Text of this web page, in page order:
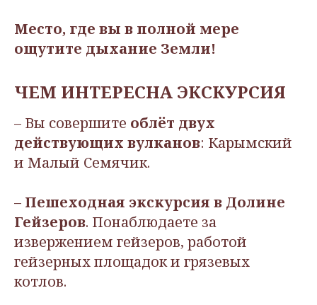
Место, где вы в полной мере
ощутите дыхание Земли!
ЧЕМ ИНТЕРЕСНА ЭКСКУРСИЯ
– Вы совершите облёт двух
действующих вулканов: Карымский
и Малый Семячик.
– Пешеходная экскурсия в Долине
Гейзеров. Понаблюдаете за
извержением гейзеров, работой
гейзерных площадок и грязевых
котлов.